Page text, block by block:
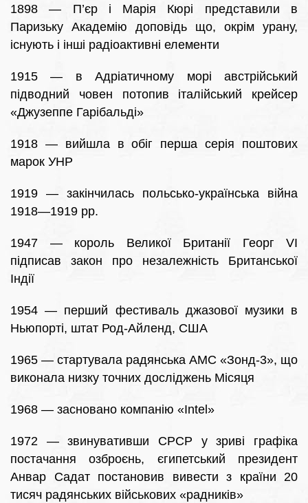
1898 — П’єр і Марія Кюрі представили в
Паризьку Академію доповідь що, окрім урану,
існують і інші радіоактивні елементи
1915 — в Адріатичному морі австрійський
підводний човен потопив італійський крейсер
«Джузеппе Гарібальді»
1918 — вийшла в обіг перша серія поштових
марок УНР
1919 — закінчилась польсько-українська війна
1918—1919 рр.
1947 — король Великої Британії Георг VI
підписав закон про незалежність Британської
Індії
1954 — перший фестиваль джазової музики в
Ньюпорті, штат Род-Айленд, США
1965 — стартувала радянська АМС «Зонд-3», що
виконала низку точних досліджень Місяця
1968 — засновано компанію «Intel»
1972 — звинувативши СРСР у зриві графіка
постачання озброєнь, єгипетський президент
Анвар Садат постановив вивести з країни 20
тисяч радянських військових «радників»